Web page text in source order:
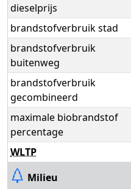
dieselprijs
brandstofverbruik stad
brandstofverbruik
buitenweg
brandstofverbruik
gecombineerd
maximale biobrandstof
percentage
WLTP
Milieu